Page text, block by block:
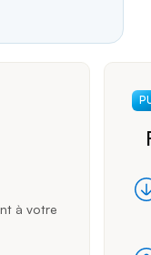
à votre
month